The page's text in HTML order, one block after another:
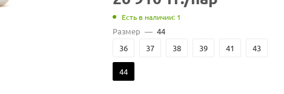
Есть в наличии: 1
Размер — 44
36
37 38 39 41 43
44